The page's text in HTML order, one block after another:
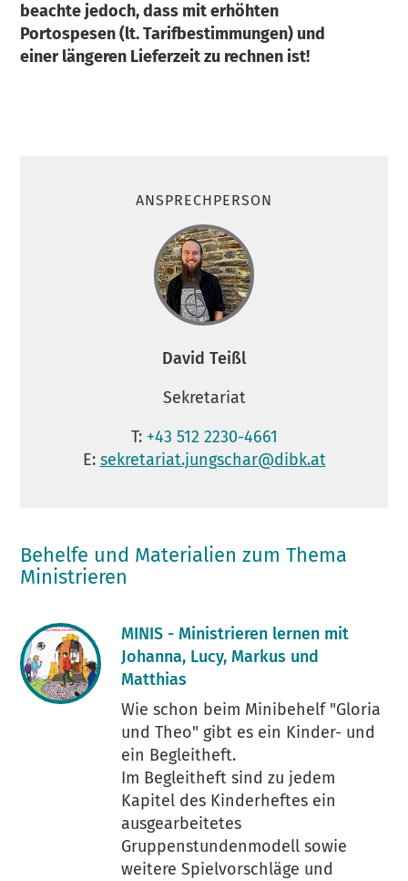
beachte jedoch, dass mit erhöhten
Portospesen (lt. Tarifbestimmungen) und
einer längeren Lieferzeit zu rechnen ist!
ANSPRECHPERSON
David Teißl
Sekretariat
T: +43 512 2230-4661
E: sekretariat.jungschar@dibk.at
Behelfe und Materialien zum Thema
Ministrieren
MINIS - Ministrieren lernen mit
Johanna, Lucy, Markus und
Matthias
Wie schon beim Minibehelf "Gloria
und Theo" gibt es ein Kinder- und
ein Begleitheft.
Im Begleitheft sind zu jedem
Kapitel des Kinderheftes ein
ausgearbeitetes
Gruppenstundenmodell sowie
weitere Spielvorschläge und